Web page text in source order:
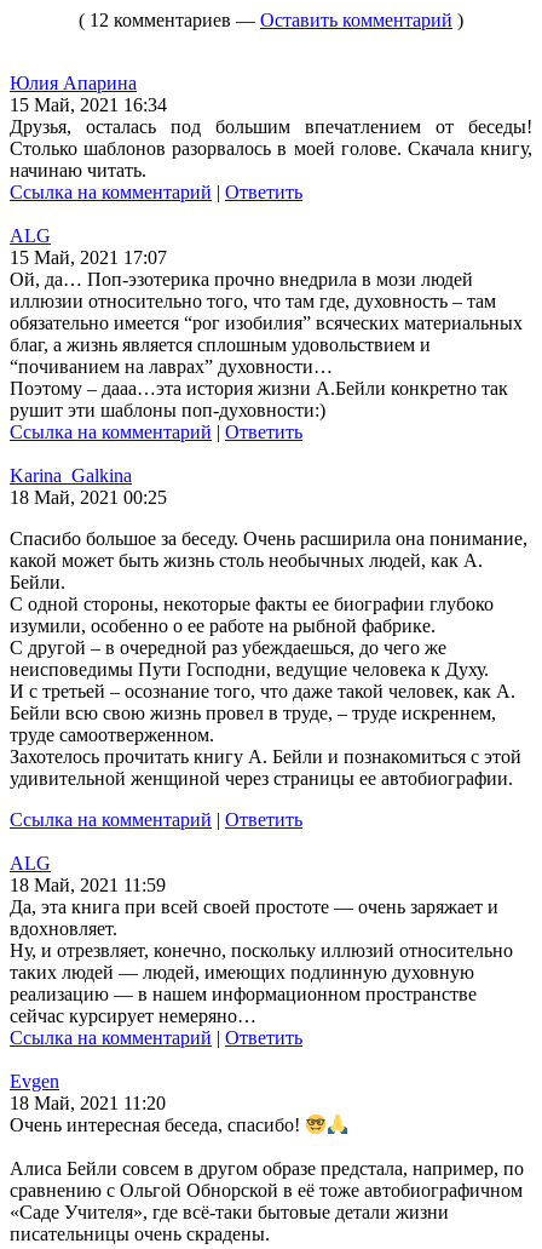
( 12 комментариев — Оставить комментарий )
Юлия Апарина
15 Май, 2021 16:34
Друзья, осталась под большим впечатлением от беседы!
Столько шаблонов разорвалось в моей голове. Скачала книгу,
начинаю читать.
Ссылка на комментарий | Ответить
ALG
15 Май, 2021 17:07
Ой, да… Поп-эзотерика прочно внедрила в мози людей
иллюзии относительно того, что там где, духовность – там
обязательно имеется “рог изобилия” всяческих материальных
благ, а жизнь является сплошным удовольствием и
“почиванием на лаврах” духовности…
Поэтому – дааа…эта история жизни А.Бейли конкретно так
рушит эти шаблоны поп-духовности:)
Ссылка на комментарий | Ответить
Karina_Galkina
18 Май, 2021 00:25
Спасибо большое за беседу. Очень расширила она понимание,
какой может быть жизнь столь необычных людей, как А.
Бейли.
С одной стороны, некоторые факты ее биографии глубоко
изумили, особенно о ее работе на рыбной фабрике.
С другой – в очередной раз убеждаешься, до чего же
неисповедимы Пути Господни, ведущие человека к Духу.
И с третьей – осознание того, что даже такой человек, как А.
Бейли всю свою жизнь провел в труде, – труде искреннем,
труде самоотверженном.
Захотелось прочитать книгу А. Бейли и познакомиться с этой
удивительной женщиной через страницы ее автобиографии.
Ссылка на комментарий | Ответить
ALG
18 Май, 2021 11:59
Да, эта книга при всей своей простоте — очень заряжает и
вдохновляет.
Ну, и отрезвляет, конечно, поскольку иллюзий относительно
таких людей — людей, имеющих подлинную духовную
реализацию — в нашем информационном пространстве
сейчас курсирует немеряно…
Ссылка на комментарий | Ответить
Evgen
18 Май, 2021 11:20
Очень интересная беседа, спасибо!
Алиса Бейли совсем в другом образе предстала, например, по
сравнению с Ольгой Обнорской в её тоже автобиографичном
«Саде Учителя», где всё-таки бытовые детали жизни
писательницы очень скрадены.